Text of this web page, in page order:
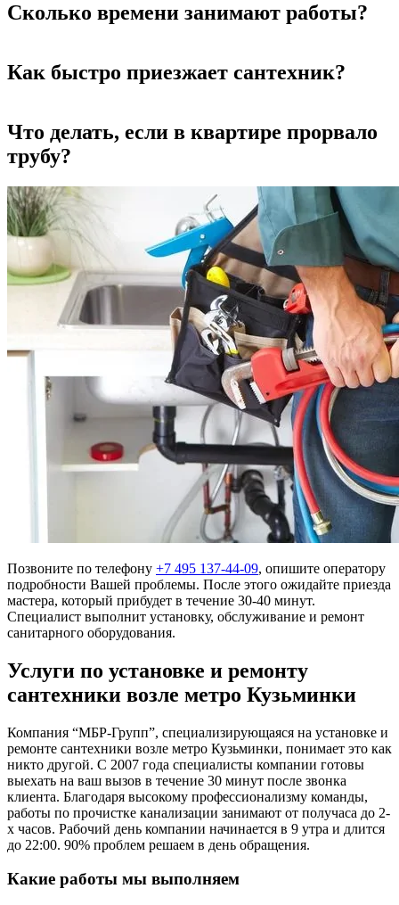
Сколько времени занимают работы?
Как быстро приезжает сантехник?
Что делать, если в квартире прорвало
трубу?
Позвоните по телефону +7 495 137-44-09, опишите оператору
подробности Вашей проблемы. После этого ожидайте приезда
мастера, который прибудет в течение 30-40 минут.
Специалист выполнит установку, обслуживание и ремонт
санитарного оборудования.
Услуги по установке и ремонту
сантехники возле метро Кузьминки
Компания “МБР-Групп”, специализирующаяся на установке и
ремонте сантехники возле метро Кузьминки, понимает это как
никто другой. С 2007 года специалисты компании готовы
выехать на ваш вызов в течение 30 минут после звонка
клиента. Благодаря высокому профессионализму команды,
работы по прочистке канализации занимают от получаса до 2-
х часов. Рабочий день компании начинается в 9 утра и длится
до 22:00. 90% проблем решаем в день обращения.
Какие работы мы выполняем